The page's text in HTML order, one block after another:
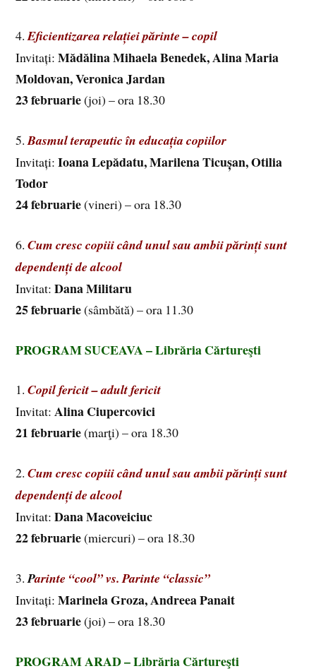
4.Eficientizarea relației părinte – copil
Invitați:Mădălina Mihaela Benedek, Alina Maria
Moldovan, Veronica Jardan
23 februarie(joi) – ora 18.30
5.Basmul terapeutic în educația copiilor
Invitați: Ioana Lepădatu, Marilena Ticușan, Otilia
Todor
24 februarie(vineri) – ora 18.30
6. Cum cresc copiii când unul sau ambii părinți sunt
dependenți de alcool
Invitat: Dana Militaru
25 februarie(sâmbătă) – ora 11.30
PROGRAM SUCEAVA – Librăria Cărtureşti
1.Copil fericit – adult fericit
Invitat:Alina Ciupercovici
21 februarie(marţi) – ora 18.30
2.Cum cresc copiii când unul sau ambii părinți sunt
dependenți de alcool
Invitat:Dana Macoveiciuc
22 februarie(miercuri) – ora 18.30
3.Parinte “cool” vs. Parinte “classic”
Invitați:Marinela Groza, Andreea Panait
23 februarie(joi) – ora 18.30
PROGRAM ARAD – Librăria Cărtureşti